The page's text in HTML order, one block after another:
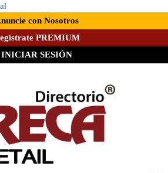
con Nosotros
PREMIUM
INICIAR SESIÓN